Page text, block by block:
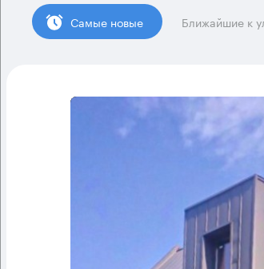
Cамые новые Ближайшие к